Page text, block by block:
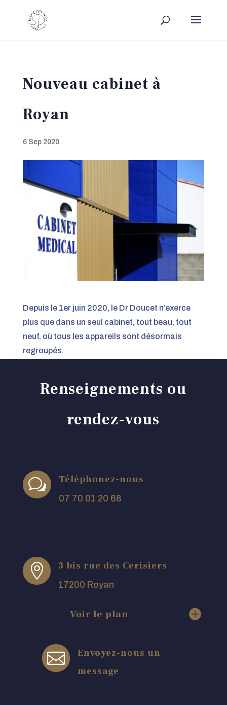
Nouveau cabinet à
Royan
6 Sep 2020
Depuis le 1er juin 2020, le Dr Doucet n’exerce
plus que dans un seul cabinet, tout beau, tout
neuf, où tous les appareils sont désormais
regroupés.
Renseignements ou
rendez-vous
w Téléphonez-nous
07 70 01 20 68
 3 bis rue des Cerisiers
17200 Royan
Voir le plan

Envoyez-nous un
message